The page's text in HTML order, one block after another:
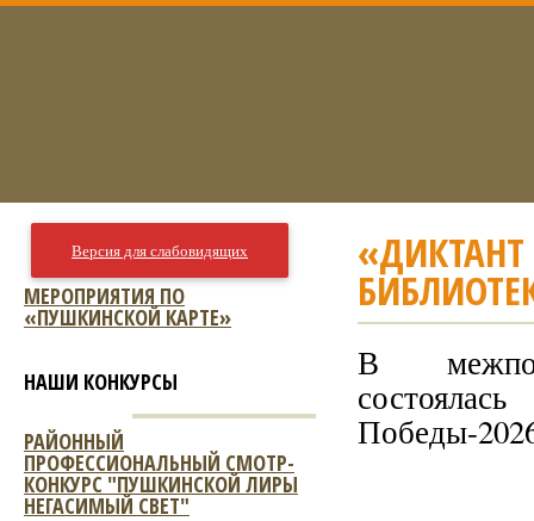
В
Победы-
Версия для слабовидящих
МЕРОПРИЯТИЯ ПО
«ПУШКИНСКОЙ КАРТЕ»
НАШИ КОНКУРСЫ
РАЙОННЫЙ
ПРОФЕССИОНАЛЬНЫЙ СМОТР-
КОНКУРС "ПУШКИНСКОЙ ЛИРЫ
НЕГАСИМЫЙ СВЕТ"